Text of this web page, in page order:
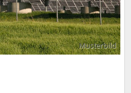
Musterbild